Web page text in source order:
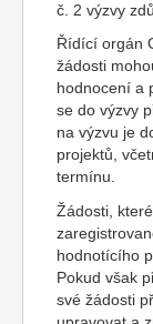
č. 2 výzvy
Řídící orgán
žádosti
hodnocení a
se do výzvy
na výzvu je
projektů,
termínu.
Žádosti,
hodnotícího
Pokud však
své žádosti